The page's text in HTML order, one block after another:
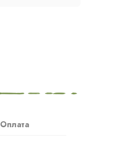
Оплата